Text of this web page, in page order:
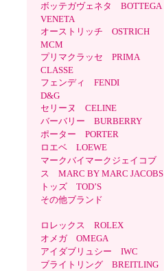
ボッテガヴェネタ BOTTEGA
VENETA
オーストリッチ OSTRICH
MCM
プリマクラッセ PRIMA
CLASSE
フェンディ FENDI
D&G
セリーヌ CELINE
バーバリー BURBERRY
ポーター PORTER
ロエベ LOEWE
マークバイマークジェイコブ
ス MARC BY MARC JACOBS
トッズ TOD’S
その他ブランド
ロレックス ROLEX
オメガ OMEGA
アイダブリュシー IWC
ブライトリング BREITLING